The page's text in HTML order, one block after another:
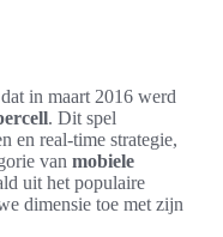
in maart 2016 werd
. Dit spel
en real-time strategie,
van mobiele
uit het populaire
dimensie toe met zijn